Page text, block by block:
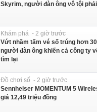
Skyrim, người đàn ông vô tội
Khám phá - 2 giờ trước
Vứt nhầm tấm vé số trúng hơn
người đàn ông khiến cả công ty
tìm lại
Đồ chơi số - 2 giờ trước
Sennheiser MOMENTUM 5
giá 12,49 triệu đồng